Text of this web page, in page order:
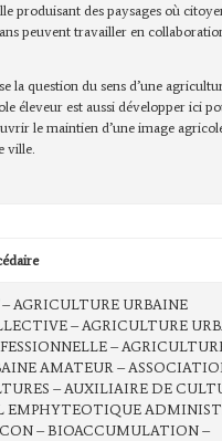
produisant des paysages où
peuvent travailler en
la question du sens d’une
éleveur est aussi développer ici
le maintien d’une image
ville.
– AGRICULTURE URBAINE
– AGRICULTURE
–
AMATEUR –
– AUXILIAIRE DE
EMPHYTEOTIQUE
– BIOACCUMULATION –